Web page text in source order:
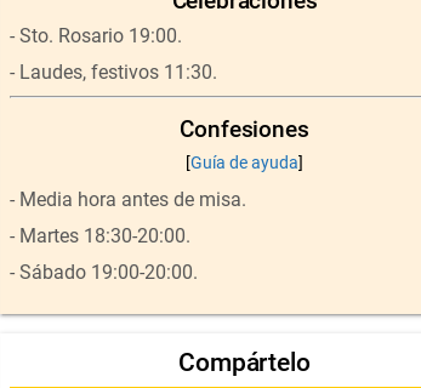
- Sto. Rosario 19:00.
- Laudes, festivos 11:30.
Confesiones
[Guía de ayuda]
- Media hora antes de misa.
- Martes 18:30-20:00.
- Sábado 19:00-20:00.
Compártelo